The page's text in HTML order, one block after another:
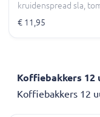
kruidenspread sla,
€ 11,95
Koffiebakkers 12
Koffiebakkers 12